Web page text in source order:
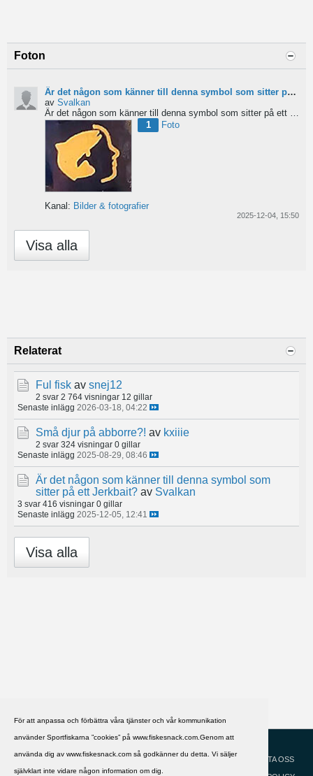
För att anpassa och förbättra våra tjänster och vår kommunikation
använder Sportfiskarna ”cookies” på www.fiskesnack.com.Genom att
använda dig av www.fiskesnack.com så godkänner du detta. Vi säljer
självklart inte vidare någon information om dig.
Foton
Är det någon som känner till denna symbol som sitter på ett Jerkbait?
av Svalkan
Är det någon som känner till denna symbol som sitter på ett Jerkbait?
1
Foto
Kanal: Bilder & fotografier
2025-12-04, 15:50
Visa alla
Relaterat
Ful fisk av snej12
2 svar 2 764 visningar 12 gillar
Senaste inlägg 2026-03-18, 04:22
Små djur på abborre?! av kxiiie
2 svar 324 visningar 0 gillar
Senaste inlägg 2025-08-29, 08:46
Är det någon som känner till denna symbol som
sitter på ett Jerkbait? av Svalkan
3 svar 416 visningar 0 gillar
Senaste inlägg 2025-12-05, 12:41
Visa alla
HJÄLP
KONTAKTA OSS